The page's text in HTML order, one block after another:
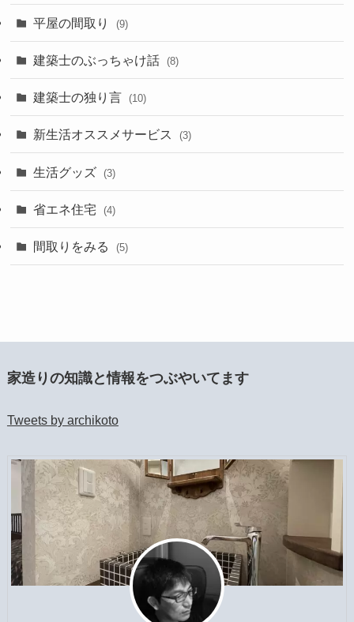
平屋の間取り (9)
建築士のぶっちゃけ話 (8)
建築士の独り言 (10)
新生活オススメサービス (3)
生活グッズ (3)
省エネ住宅 (4)
間取りをみる (5)
家造りの知識と情報をつぶやいてます
Tweets by archikoto